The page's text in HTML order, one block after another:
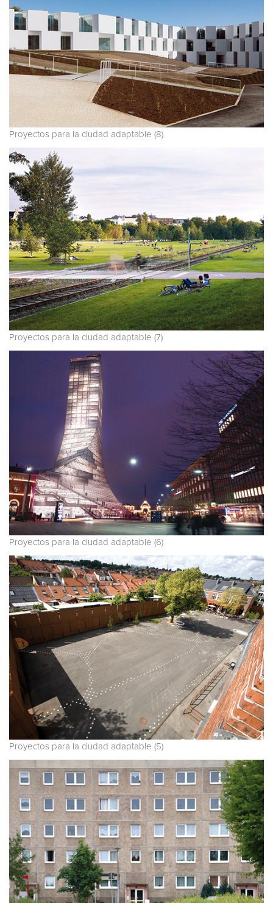
Proyectos para la ciudad adaptable (8)
Proyectos para la ciudad adaptable (7)
Proyectos para la ciudad adaptable (6)
Proyectos para la ciudad adaptable (5)